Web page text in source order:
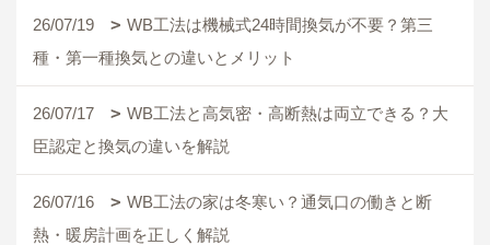
26/07/19
WB工法は機械式24時間換気が不要？第三
種・第一種換気との違いとメリット
26/07/17
WB工法と高気密・高断熱は両立できる？大
臣認定と換気の違いを解説
26/07/16
WB工法の家は冬寒い？通気口の働きと断
熱・暖房計画を正しく解説